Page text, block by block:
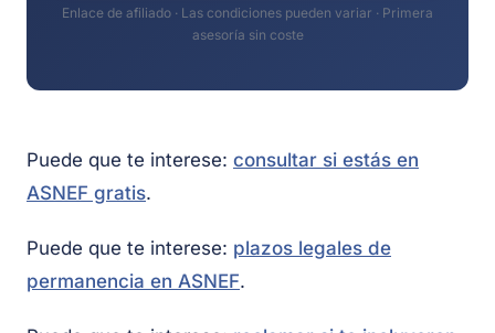
Enlace de afiliado · Las condiciones pueden variar · Primera
asesoría sin coste
Puede que te interese: consultar si estás en
ASNEF gratis.
Puede que te interese: plazos legales de
permanencia en ASNEF.